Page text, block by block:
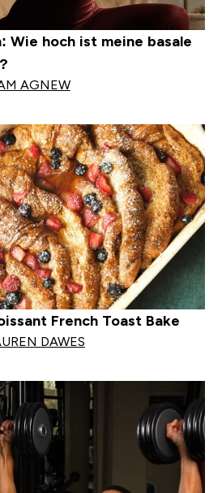
Wie hoch ist meine basale
AGNEW
French Toast Bake
DAWES